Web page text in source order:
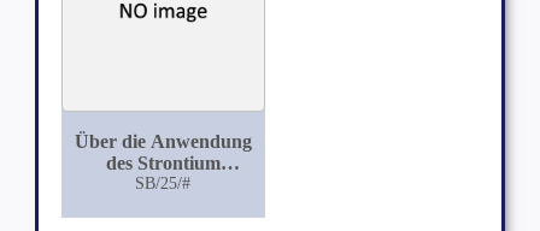
Über die Anwendung
des Strontium
lacticum als
SB/25/#